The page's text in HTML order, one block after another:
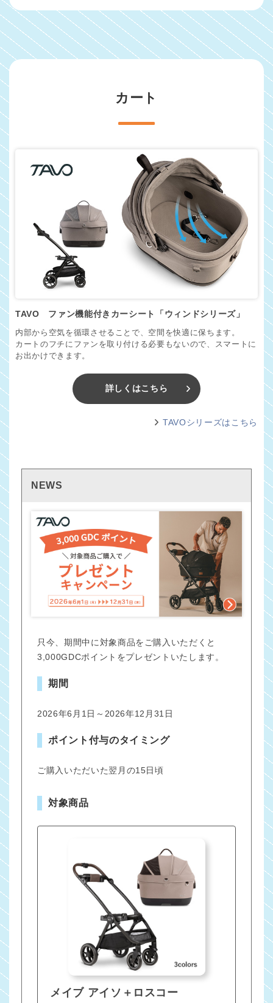
カート
TAVO ファン機能付きカーシート「ウィンドシリーズ」
内部から空気を循環させることで、空間を快適に保ちます。
カートのフチにファンを取り付ける必要もないので、スマートに
お出かけできます。
詳しくはこちら
TAVOシリーズはこちら
NEWS
只今、期間中に対象商品をご購入いただくと
3,000GDCポイントをプレゼントいたします。
期間
2026年6月1日～2026年12月31日
ポイント付与のタイミング
ご購入いただいた翌月の15日頃
対象商品
メイブ アイソ＋ロスコー